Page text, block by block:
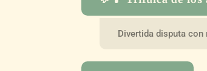
Divertida disputa